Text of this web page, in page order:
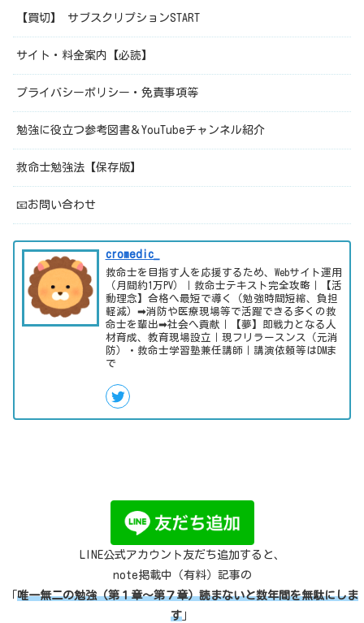
【買切】 サブスクリプションSTART
サイト・料金案内【必読】
プライバシーポリシー・免責事項等
勉強に役立つ参考図書＆YouTubeチャンネル紹介
救命士勉強法【保存版】
📧お問い合わせ
cromedic_
救命士を目指す人を応援するため、Webサイト運用
（月間約1万PV）｜救命士テキスト完全攻略｜【活
動理念】合格へ最短で導く（勉強時間短縮、負担
軽減）➡消防や医療現場等で活躍できる多くの救
命士を輩出➡社会へ貢献｜【夢】即戦力となる人
材育成、教育現場設立｜現フリラースンス（元消
防）・救命士学習塾兼任講師｜講演依頼等はDMま
で
LINE公式アカウント友だち追加すると、
note掲載中（有料）記事の
唯一無二の勉強（第１章～第７章）読まないと数年間を無駄にしま
す